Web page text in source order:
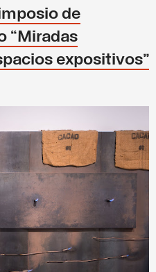
de
“Miradas
expositivos”